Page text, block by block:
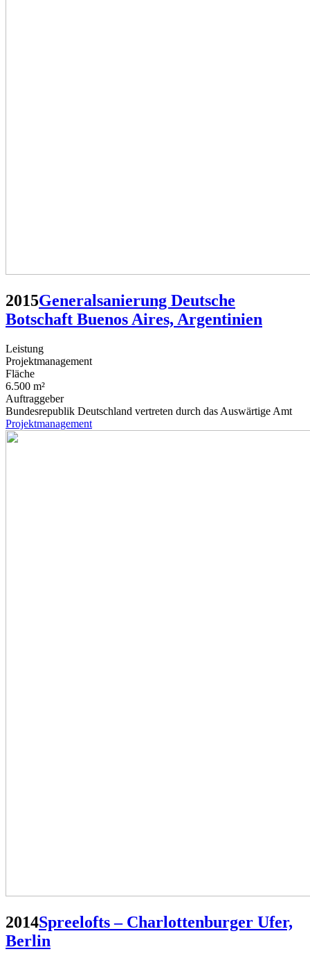
2015Generalsanierung Deutsche
Botschaft Buenos Aires, Argentinien
Leistung
Projektmanagement
Fläche
6.500 m²
Auftraggeber
Bundesrepublik Deutschland vertreten durch das Auswärtige Amt
Projektmanagement
2014Spreelofts – Charlottenburger Ufer,
Berlin